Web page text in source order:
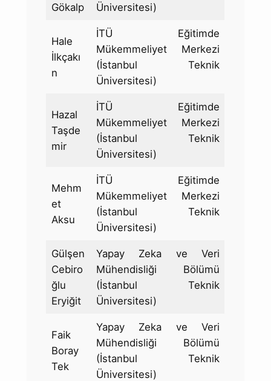
Gökalp
Üniversitesi)
Hale
İlkçakı
n
İTÜ Eğitimde
Mükemmeliyet Merkezi
(İstanbul Teknik
Üniversitesi)
Hazal
Taşde
mir
İTÜ Eğitimde
Mükemmeliyet Merkezi
(İstanbul Teknik
Üniversitesi)
Mehm
et
Aksu
İTÜ Eğitimde
Mükemmeliyet Merkezi
(İstanbul Teknik
Üniversitesi)
Gülşen
Cebiro
ğlu
Eryiğit
Yapay Zeka ve Veri
Mühendisliği Bölümü
(İstanbul Teknik
Üniversitesi)
Faik
Boray
Tek
Yapay Zeka ve Veri
Mühendisliği Bölümü
(İstanbul Teknik
Üniversitesi)